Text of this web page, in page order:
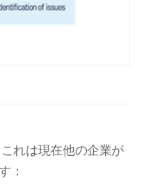
れは現在他の企業が
：